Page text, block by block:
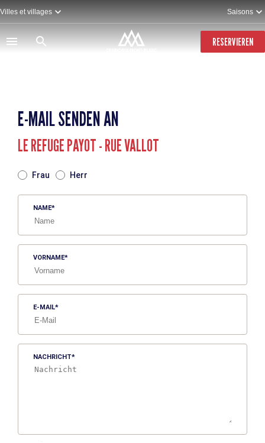
Direkt
zum
Inhalt
Villes et villages Saisons
RESERVIEREN
E-MAIL SENDEN AN
LE REFUGE PAYOT - RUE VALLOT
Frau Herr
NAME
VORNAME
E-MAIL
NACHRICHT